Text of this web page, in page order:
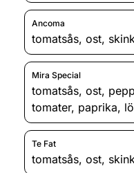
Ancoma
tomatsås, ost,
Mira Special
tomatsås, ost,
tomater, paprika,
Te Fat
tomatsås, ost,